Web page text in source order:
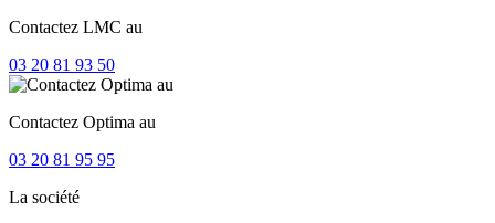
Contactez LMC au
03 20 81 93 50
Contactez Optima au
03 20 81 95 95
La société